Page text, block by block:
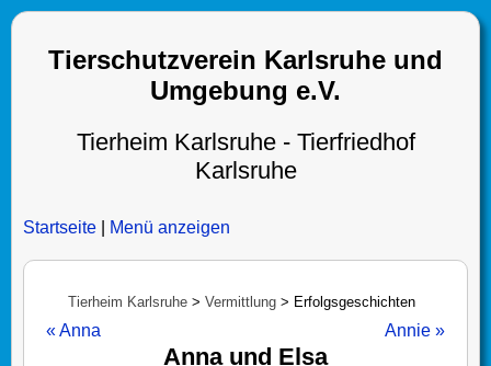
Tierschutzverein Karlsruhe und
Umgebung e.V.
Tierheim Karlsruhe - Tierfriedhof
Karlsruhe
Startseite Menü anzeigen
Tierheim Karlsruhe > Vermittlung > Erfolgsgeschichten
« Anna Annie »
Anna und Elsa